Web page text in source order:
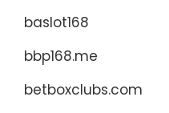
baslot168
bbp168.me
betboxclubs.com